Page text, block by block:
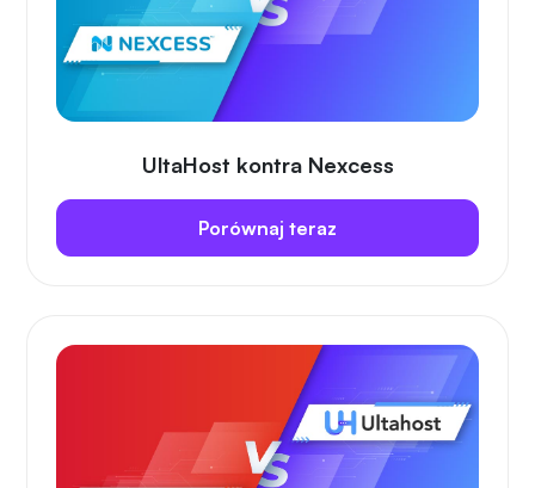
UltaHost kontra Nexcess
Porównaj teraz